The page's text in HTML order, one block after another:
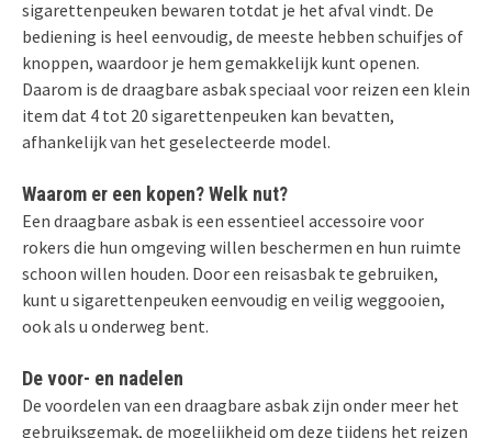
sigarettenpeuken bewaren totdat je het afval vindt. De
bediening is heel eenvoudig, de meeste hebben schuifjes of
knoppen, waardoor je hem gemakkelijk kunt openen.
Daarom is de draagbare asbak speciaal voor reizen een klein
item dat 4 tot 20 sigarettenpeuken kan bevatten,
afhankelijk van het geselecteerde model.
Waarom er een kopen? Welk nut?
Een draagbare asbak is een essentieel accessoire voor
rokers die hun omgeving willen beschermen en hun ruimte
schoon willen houden. Door een reisasbak te gebruiken,
kunt u sigarettenpeuken eenvoudig en veilig weggooien,
ook als u onderweg bent.
De voor- en nadelen
De voordelen van een draagbare asbak zijn onder meer het
gebruiksgemak, de mogelijkheid om deze tijdens het reizen